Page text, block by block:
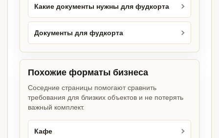
Какие документы нужны для фудкорта
Документы для фудкорта
Похожие форматы бизнеса
Соседние страницы помогают сравнить
требования для близких объектов и не потерять
важный комплект.
Кафе